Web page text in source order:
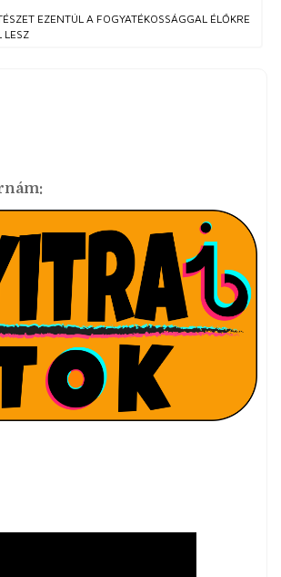
EZENTÚL A FOGYATÉKOSSÁGGAL ÉLŐKRE
LESZ